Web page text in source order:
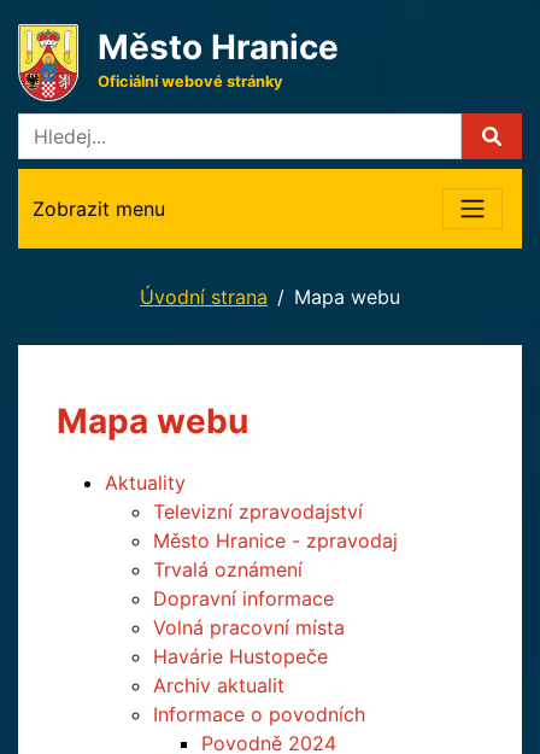
Město Hranice
Oficiální webové stránky
Zobrazit menu
Úvodní strana Mapa webu
Mapa webu
Aktuality
Televizní zpravodajství
Město Hranice - zpravodaj
Trvalá oznámení
Dopravní informace
Volná pracovní místa
Havárie Hustopeče
Archiv aktualit
Informace o povodních
Povodně 2024